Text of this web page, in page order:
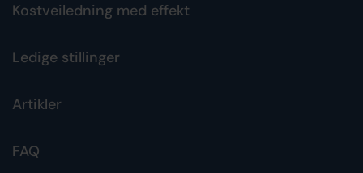
Kostveiledning med effekt
Ledige stillinger
Artikler
FAQ